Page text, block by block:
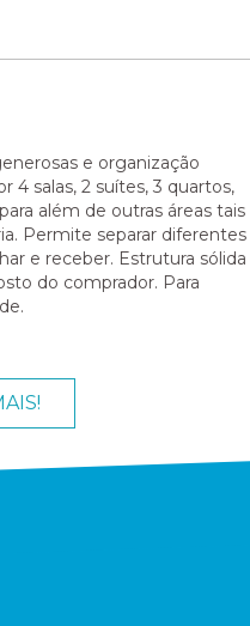
e organização
4 salas, 2 suítes, 3 quartos,
além de outras áreas tais
Permite separar diferentes
e receber. Estrutura sólida
do comprador. Para